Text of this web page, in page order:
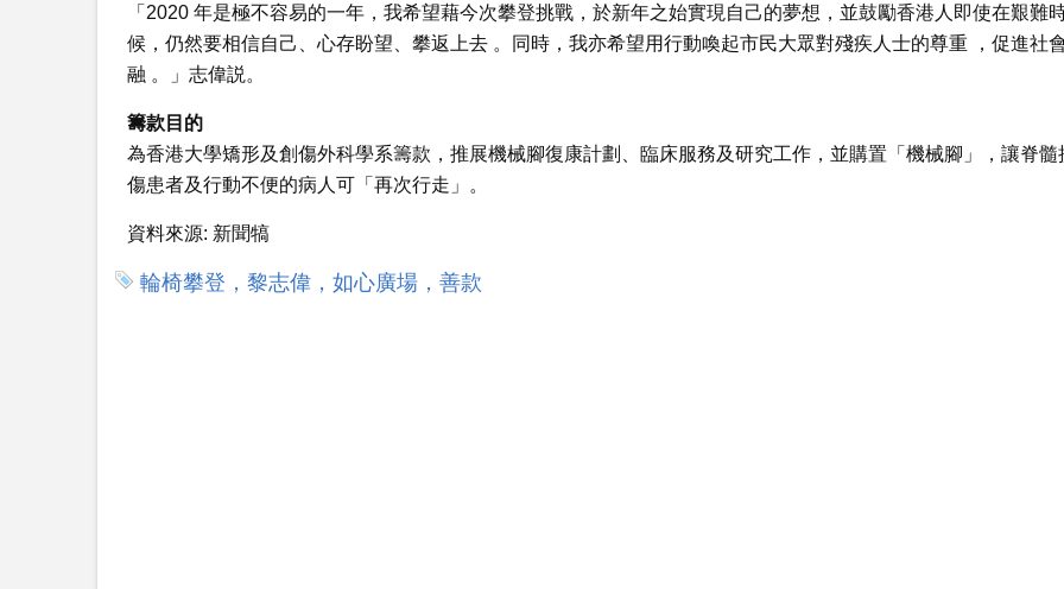
「2020 年是極不容易的一年，我希望藉今次攀登挑戰，於新年之始實現自己的夢想，並鼓勵香港人即使在艱難
候，仍然要相信自己、心存盼望、攀返上去 。同時，我亦希望用行動喚起市民大眾對殘疾人士的尊重 ，促進社
融 。」志偉説。
籌款目的
為香港大學矯形及創傷外科學系籌款，推展機械腳復康計劃、臨床服務及研究工作，並購置「機械腳」，讓脊髓
傷患者及行動不便的病人可「再次行走」。
資料來源: 新聞犒
輪椅攀登，黎志偉，如心廣場，善款